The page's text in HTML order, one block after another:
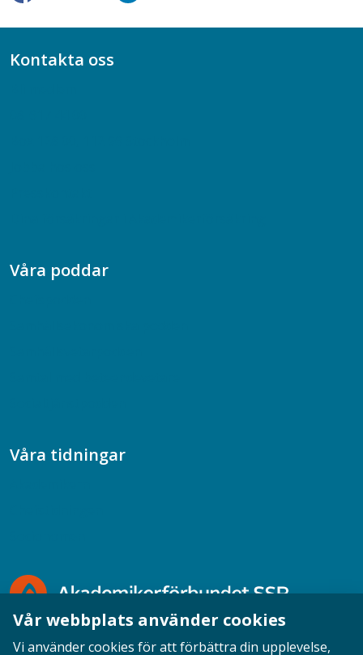
Kontakta oss
Våra poddar
Våra tidningar
Vår webbplats använder cookies
Vi använder cookies för att förbättra din upplevelse,